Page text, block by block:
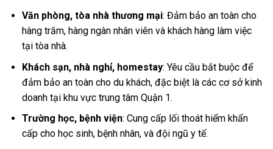
Văn phòng, tòa nhà thương mại: Đảm bảo an toàn cho
hàng trăm, hàng ngàn nhân viên và khách hàng làm việc
tại tòa nhà.
Khách sạn, nhà nghỉ, homestay: Yêu cầu bắt buộc để
đảm bảo an toàn cho du khách, đặc biệt là các cơ sở kinh
doanh tại khu vực trung tâm Quận 1.
Trường học, bệnh viện: Cung cấp lối thoát hiểm khẩn
cấp cho học sinh, bệnh nhân, và đội ngũ y tế.